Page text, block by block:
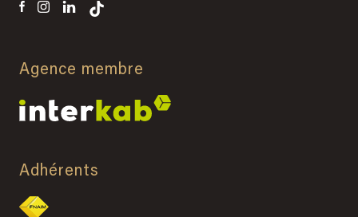
Agence membre
Adhérents